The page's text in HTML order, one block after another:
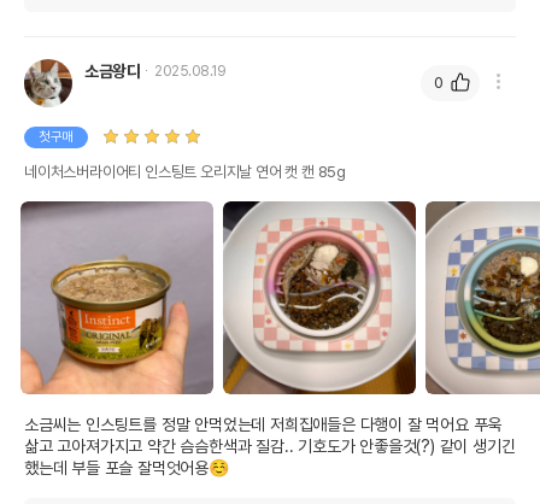
영양정보
제품표기함량 수분제외함량
조단백질 10.5% 47.73%
조지방 7% 31.82%
조섬유질 2% 9.09%
칼슘 0% 0%
소금왕댜 2025.08.19
첫구매
네이처스버라이어티 인스팅트 오리지날 연어 캣 캔 85g
소금씨는 인스팅트를 정말 안먹었는데 저희집애들은 다행이 잘 먹어요 푸욱
삶고 고아져가지고 약간 슴슴한색과 질감.. 기호도가 안좋을것(?) 같이 생기긴
했는데 부들 포슬 잘먹엇어용☺
0